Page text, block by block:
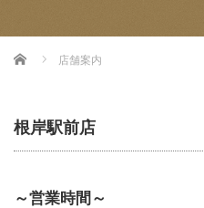
Home 店舗案内
根岸駅前店
～営業時間～